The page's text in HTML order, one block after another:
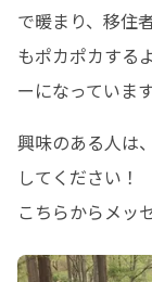
で暖まり、移住
もポカポカする
ーになっています
興味のある人は
してください！
こちらからメッ